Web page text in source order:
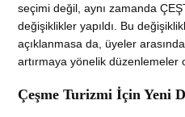
seçimi değil, aynı zamanda
değişiklikler yapıldı. Bu
açıklanmasa da, üyeler
artırmaya yönelik düzenlemeler
Çeşme Turizmi İçin Yeni